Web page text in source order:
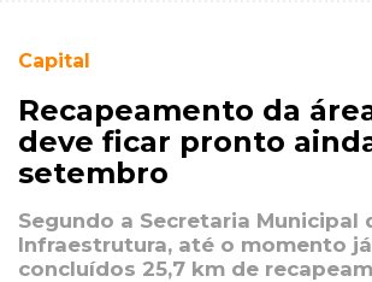
Capital
Recapeamento da
deve ficar pronto
setembro
Segundo a Secretaria Municipal
Infraestrutura, até o momento
concluídos 25,7 km de